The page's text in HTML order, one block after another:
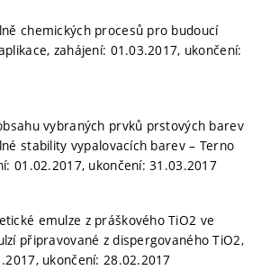
chemických procesů pro budoucí
zahájení: 01.03.2017, ukončení:
vybraných prvků prstových barev
stability vypalovacích barev – Terno
01.02.2017, ukončení: 31.03.2017
emulze z práškového TiO2 ve
připravované z dispergovaného TiO2,
ukončení: 28.02.2017